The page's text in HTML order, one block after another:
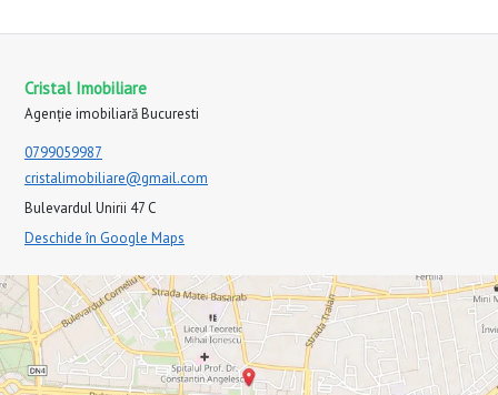
Cristal Imobiliare
Agenție imobiliară Bucuresti
0799059987
cristalimobiliare@gmail.com
Bulevardul Unirii 47 C
Deschide în Google Maps